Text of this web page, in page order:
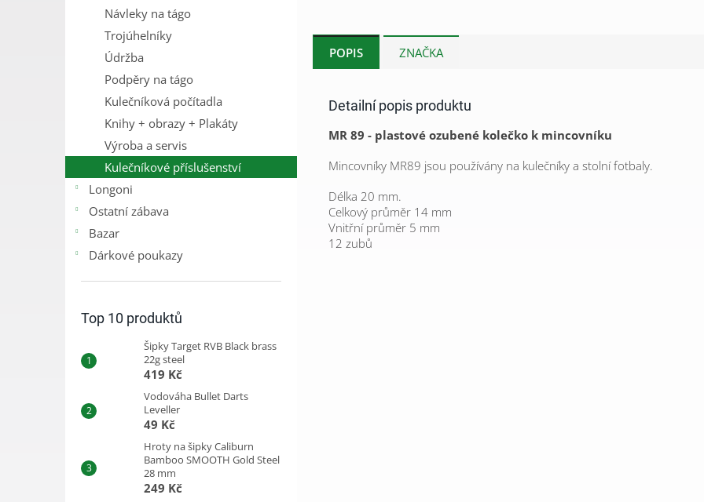
Návleky na tágo
Trojúhelníky
Údržba
Podpěry na tágo
Kulečníková počítadla
Knihy + obrazy + Plakáty
Výroba a servis
Kulečníkové příslušenství
Longoni
Ostatní zábava
Bazar
Dárkové poukazy
Top 10 produktů
Šipky Target RVB Black brass
22g steel
419 Kč
Vodováha Bullet Darts
Leveller
49 Kč
Hroty na šipky Caliburn
Bamboo SMOOTH Gold Steel
28 mm
249 Kč
POPIS ZNAČKA
Detailní popis produktu
MR 89 - plastové ozubené kolečko k mincovníku
Mincovníky MR89 jsou používány na kulečníky a stolní fotbaly.
Délka 20 mm.
Celkový průměr 14 mm
Vnitřní průměr 5 mm
12 zubů